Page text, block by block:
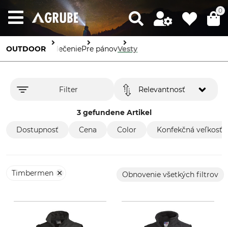
0
OUTDOOR OblečeniePre pánovVesty
Filter
3 gefundene Artikel
Relevantnosť
Dostupnosť Cena Color Konfekčná veľkosť
Timbermen Obnovenie všetkých filtrov